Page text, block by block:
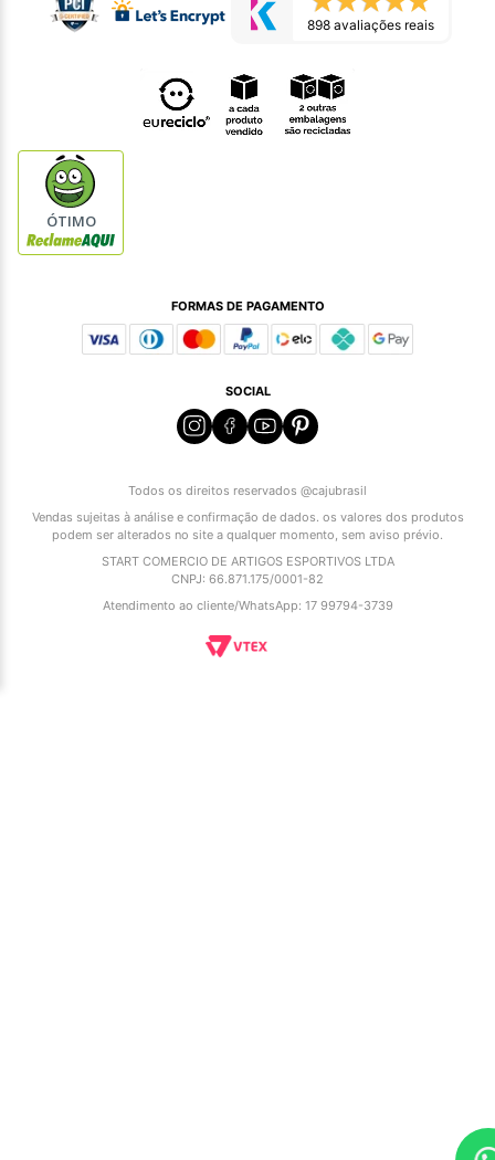
898 avaliações reais
ÓTIMO
FORMAS DE PAGAMENTO
SOCIAL
Todos os direitos reservados @cajubrasil
Vendas sujeitas à análise e confirmação de dados. os valores dos produtos
podem ser alterados no site a qualquer momento, sem aviso prévio.
START COMERCIO DE ARTIGOS ESPORTIVOS LTDA
CNPJ: 66.871.175/0001-82
Atendimento ao cliente/WhatsApp: 17 99794-3739